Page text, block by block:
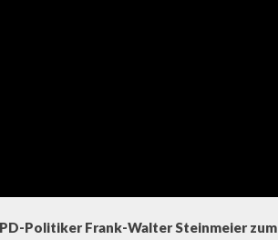
Politiker Frank-Walter Steinmeier zum